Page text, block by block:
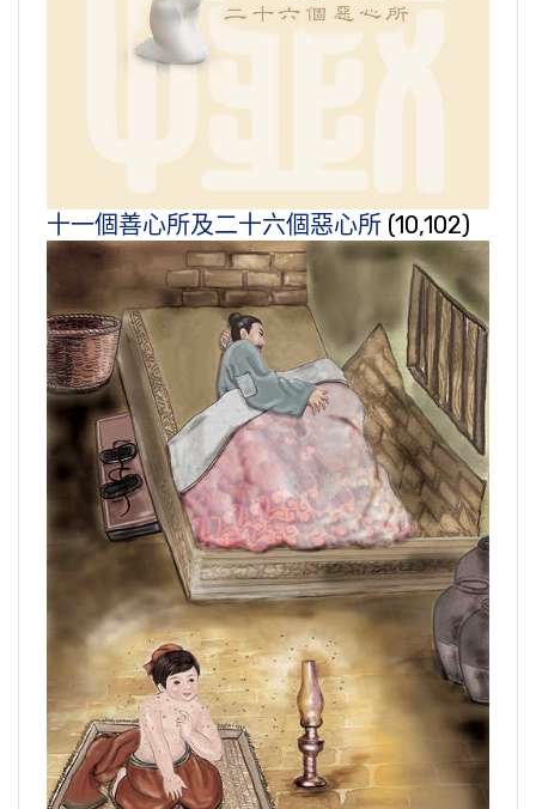
十一個善心所及二十六個惡心所 (10,102)